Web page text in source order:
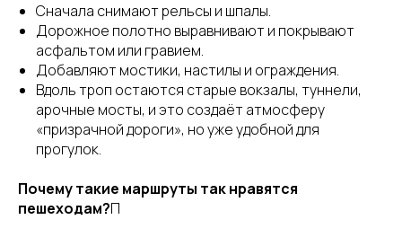
Сначала снимают рельсы и шпалы.
Дорожное полотно выравнивают и покрывают
асфальтом или гравием.
Добавляют мостики, настилы и ограждения.
Вдоль троп остаются старые вокзалы, туннели,
арочные мосты, и это создаёт атмосферу
«призрачной дороги», но уже удобной для
прогулок.
Почему такие маршруты так нравятся
пешеходам?П